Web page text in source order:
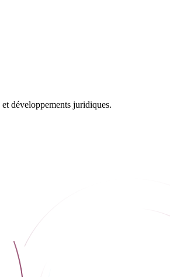
développements juridiques.